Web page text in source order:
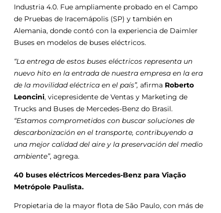
Industria 4.0. Fue ampliamente probado en el Campo
de Pruebas de Iracemápolis (SP) y también en
Alemania, donde contó con la experiencia de Daimler
Buses en modelos de buses eléctricos.
“La entrega de estos buses eléctricos representa un
nuevo hito en la entrada de nuestra empresa en la era
de la movilidad eléctrica en el país”, afirma Roberto
Leoncini, vicepresidente de Ventas y Marketing de
Trucks and Buses de Mercedes-Benz do Brasil.
“Estamos comprometidos con buscar soluciones de
descarbonización en el transporte, contribuyendo a
una mejor calidad del aire y la preservación del medio
ambiente”, agrega.
40 buses eléctricos Mercedes-Benz para Viação
Metrópole Paulista.
Propietaria de la mayor flota de São Paulo, con más de